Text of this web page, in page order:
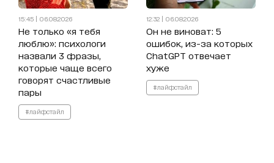
15:45 | 06.08.2026
Не только «я тебя
люблю»: психологи
назвали 3 фразы,
которые чаще всего
говорят счастливые
пары
#лайфстайл
12:32 | 06.08.2026
Он не виноват: 5
ошибок, из-за которых
ChatGPT отвечает
хуже
#лайфстайл